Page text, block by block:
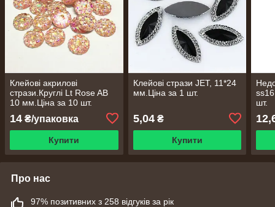
Клейові акрилові
стрази.Круглі Lt Rose AB
10 мм.Ціна за 10 шт.
14 ₴/упаковка
Купити
Клейові стрази JET, 11*24
мм.Ціна за 1 шт.
5,04₴
Купити
шт.
Про нас
97% позитивних з 258 відгуків за рік